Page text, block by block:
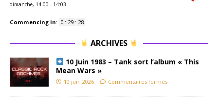
dimanche, 14:00 - 14:03
Commencing in: 0 : 29 : 27
ARCHIVES
10 Juin 1983 – Tank sort l’album « This
Mean Wars »
10 juin 2026 Commentaires fermés